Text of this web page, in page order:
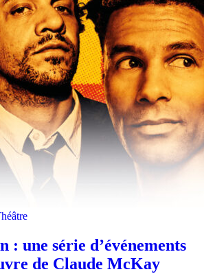
une série d’événements
de Claude McKay